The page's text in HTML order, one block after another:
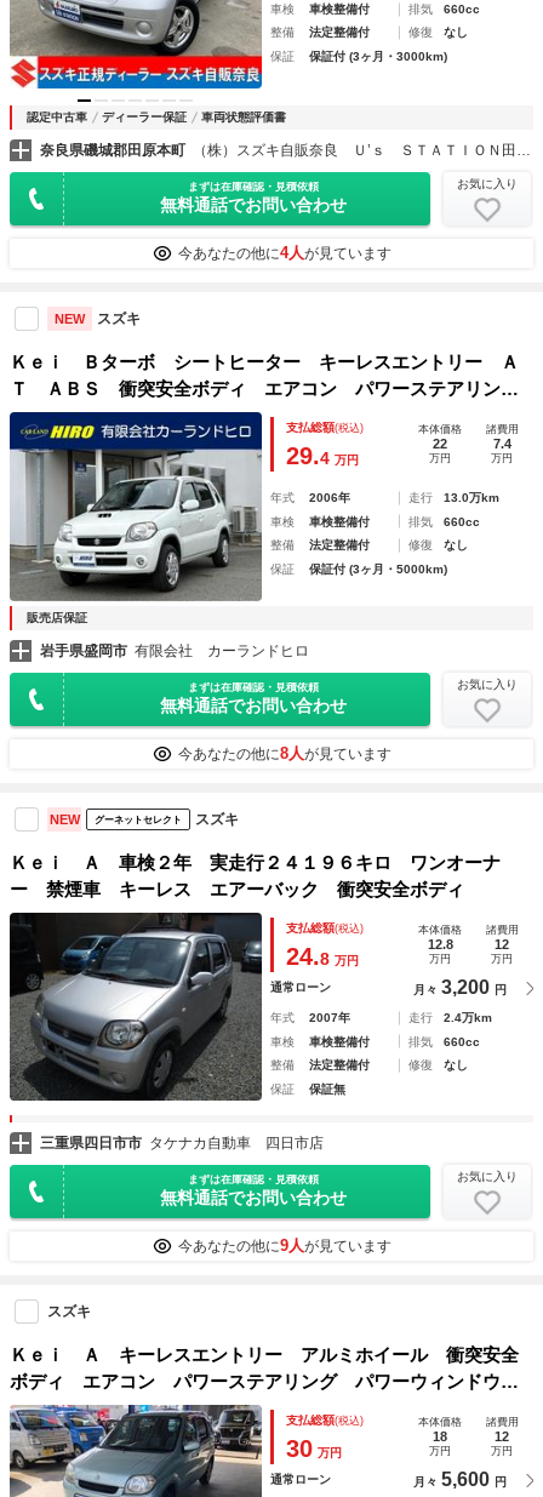
車検 車検整備付 排気
660cc
整備
法定整備付 修復
なし
保証
保証付 (3ヶ月・3000km)
認定中古車 ディーラー保証 車両状態評価書
奈良県磯城郡田原本町
まずは在庫確認・見積依頼
無料通話でお問い合わせ
お気に入り
今あなたの他に4人が見ています
NEW スズキ
Ｋｅｉ Ｂターボ シートヒーター キーレスエントリー Ａ
Ｔ ＡＢＳ 衝突安全ボディ エアコン パワーステアリン
グ パワーウィンドウ
支払総額(税込)
29.4 万円
本体価格
22
万円
諸費用
7.4
万円
年式 2006年 走行
13.0万km
車検
車検整備付 排気
660cc
整備
法定整備付 修復
なし
保証
保証付 (3ヶ月・5000km)
販売店保証
岩手県盛岡市 有限会社 カーランドヒロ
まずは在庫確認・見積依頼
無料通話でお問い合わせ
お気に入り
今あなたの他に8人が見ています
NEW グーネットセレクト スズキ
Ｋｅｉ Ａ 車検２年 実走行２４１９６キロ ワンオーナ
ー 禁煙車 キーレス エアーバック 衝突安全ボディ
支払総額(税込)
24.8 万円
本体価格
12.8
万円
諸費用
12
万円
通常ローン 月々 3,200 円
年式 2007年 走行
2.4万km
車検
車検整備付 排気
660cc
整備
法定整備付 修復
なし
保証
保証無
三重県四日市市 タケナカ自動車 四日市店
まずは在庫確認・見積依頼
無料通話でお問い合わせ
お気に入り
今あなたの他に9人が見ています
スズキ
Ｋｅｉ Ａ キーレスエントリー アルミホイール 衝突安全
ボディ エアコン パワーステアリング パワーウィンドウ
運転席エアバッグ 助手席エアバッグ
支払総額(税込)
30 万円
本体価格
18
万円
諸費用
12
万円
通常ローン 月々 5,600 円